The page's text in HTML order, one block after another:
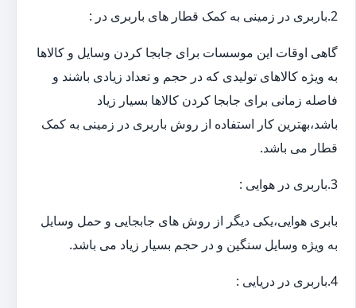
2.باربری در زمینی به کمک قطار های باربری در :
گاهی اوقات این موسسات برای جابجا کردن وسایل و کالاها
به ویژه کالاهای تولیدی که در حجم و تعداد زیادی باشند و
فاصله زمانی برای جابجا کردن کالاها بسیار زیاد
باشد،بهترین کار استفاده از روش باربری در زمینی به کمک
قطار می باشد.
3.باربری در هوایی :
بابری هوایی،یکی دیگر از روش های جابجایی و حمل وسایل
به ویژه وسایل سنگین و در حجم بسیار زیاد می باشد.
4.باربری در دریایی :